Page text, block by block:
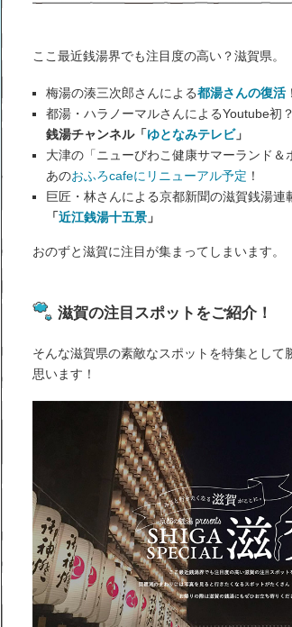
ここ最近銭湯界でも注目度の高い？滋賀県。
梅湯の湊三次郎さんによる都湯さんの復活 ！
都湯・ハラノーマルさんによるYoutube初
銭湯チャンネル「ゆとなみテレビ」
大津の「ニューびわこ健康サマーランド＆
あのおふろcafeにリニューアル予定 ！
巨匠・林さんによる京都新聞の滋賀銭湯連
「近江銭湯十五景 」
おのずと滋賀に注目が集まってしまいます。
滋賀の注目スポットをご紹介！
そんな滋賀県の素敵なスポットを特集として
思います！